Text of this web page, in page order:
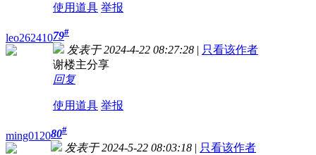
使用道具 举报
leo26241079#
发表于 2024-4-22 08:27:28 | 只看该作者
谢楼主分享
回复
使用道具 举报
ming012080#
发表于 2024-5-22 08:03:18 | 只看该作者